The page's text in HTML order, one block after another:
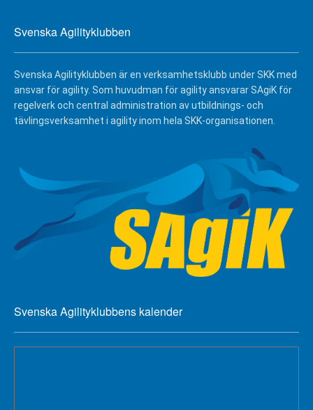
Svenska Agilityklubben
Svenska Agilityklubben är en verksamhetsklubb under SKK med
ansvar för agility. Som huvudman för agility ansvarar SAgiK för
regelverk och central administration av utbildnings- och
tävlingsverksamhet i agility inom hela SKK-organisationen.
Svenska Agilityklubbens kalender